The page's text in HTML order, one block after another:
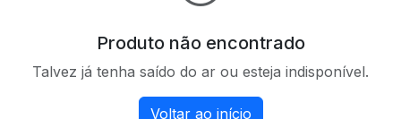
Produto não encontrado
Talvez já tenha saído do ar ou esteja indisponível.
Voltar ao início